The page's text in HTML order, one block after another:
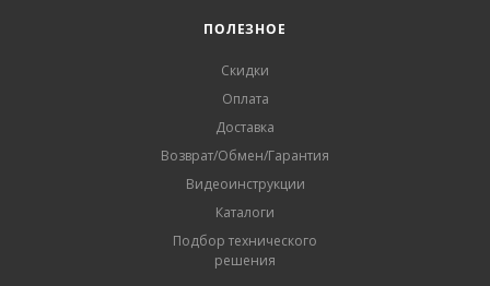
ПОЛЕЗНОЕ
Скидки
Оплата
Доставка
Возврат/Обмен/Гарантия
Видеоинструкции
Каталоги
Подбор технического
решения